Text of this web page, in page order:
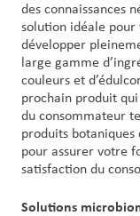
des connaissances
solution idéale pour
développer
large gamme
couleurs et
prochain produit
du consommateur
produits
pour assurer votre
satisfaction du
Solutions